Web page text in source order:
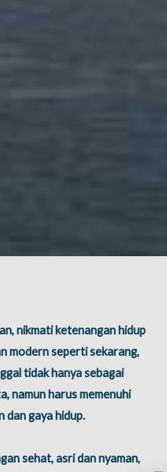
nikmati ketenangan hidup
modern seperti sekarang,
tidak hanya sebagai
namun harus memenuhi
dan gaya hidup.
sehat, asri dan nyaman,